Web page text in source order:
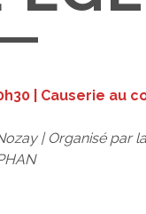
| Causerie au
| Organisé par